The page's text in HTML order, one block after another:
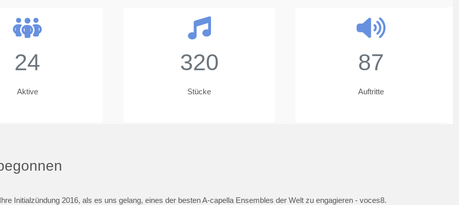
24
Aktive
320
Stücke
87
Auftritte
Initialzündung 2016, als es uns gelang, eines der besten A-capella Ensembles der Welt zu engagieren - voces8.